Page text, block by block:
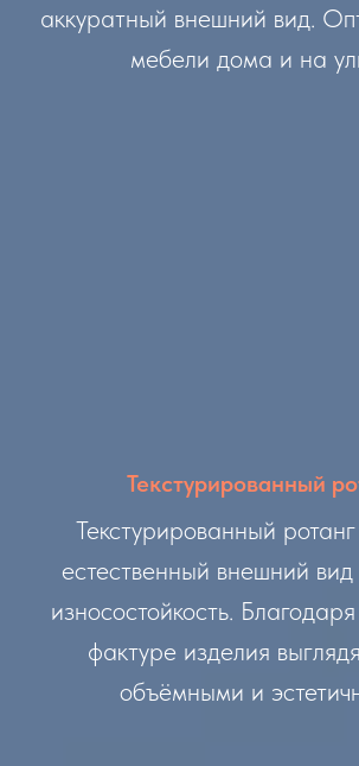
аккуратный внешний вид.
мебели дома и на
Текстурированный
Текстурированный
естественный внешний
износостойкость.
фактуре изделия
объёмными и